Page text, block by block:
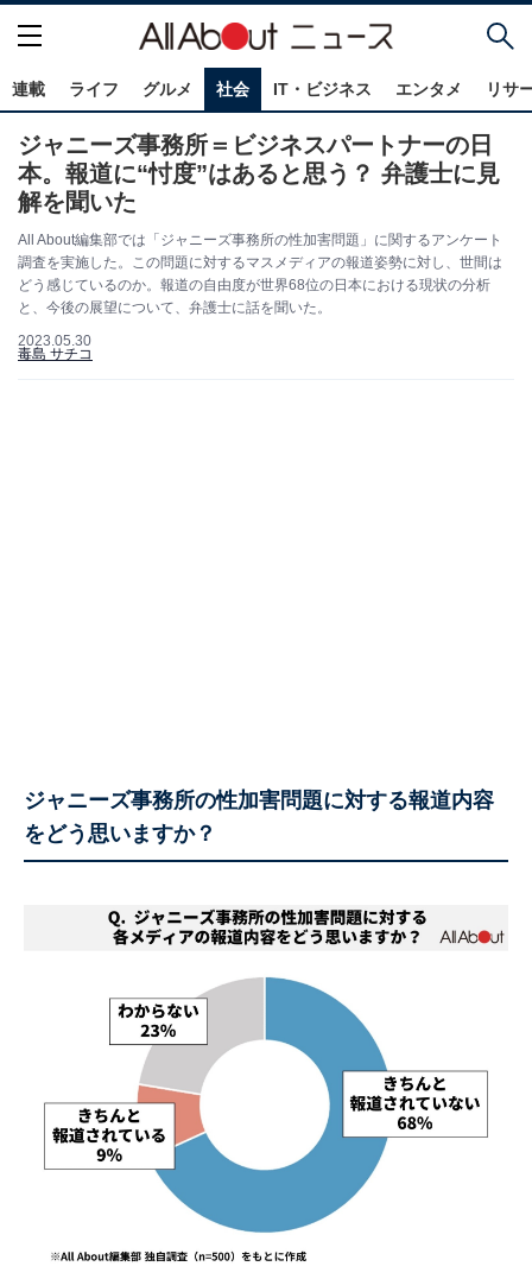
連載 ライフ グルメ 社会 IT・ビジネス エンタメ リサ
ジャニーズ事務所＝ビジネスパートナーの日
本。報道に“忖度”はあると思う？ 弁護士に見
解を聞いた
All About編集部では「ジャニーズ事務所の性加害問題」に関するアンケート
調査を実施した。この問題に対するマスメディアの報道姿勢に対し、世間は
どう感じているのか。報道の自由度が世界68位の日本における現状の分析
と、今後の展望について、弁護士に話を聞いた。
2023.05.30
毒島 サチコ
ジャニーズ事務所の性加害問題に対する報道内容
をどう思いますか？